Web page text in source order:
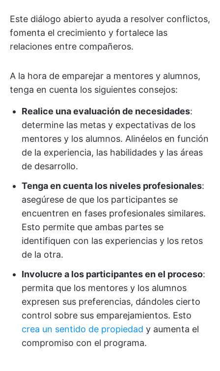
Este diálogo abierto ayuda a resolver conflictos,
fomenta el crecimiento y fortalece las
relaciones entre compañeros.
A la hora de emparejar a mentores y alumnos,
tenga en cuenta los siguientes consejos:
Realice una evaluación de necesidades:
determine las metas y expectativas de los
mentores y los alumnos. Alinéelos en función
de la experiencia, las habilidades y las áreas
de desarrollo.
Tenga en cuenta los niveles profesionales:
asegúrese de que los participantes se
encuentren en fases profesionales similares.
Esto permite que ambas partes se
identifiquen con las experiencias y los retos
de la otra.
Involucre a los participantes en el proceso:
permita que los mentores y los alumnos
expresen sus preferencias, dándoles cierto
control sobre sus emparejamientos. Esto
crea un sentido de propiedad y aumenta el
compromiso con el programa.